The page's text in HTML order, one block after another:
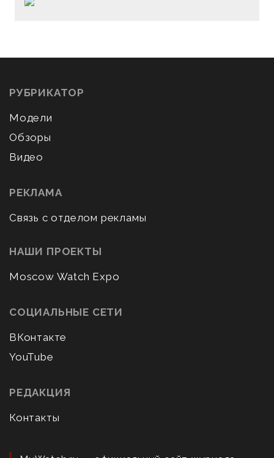
РУБРИКАТОР
Модели
Обзоры
Видео
РЕКЛАМА
Связь с отделом рекламы
НАШИ ПРОЕКТЫ
Moscow Watch Expo
СОЦИАЛЬНЫЕ СЕТИ
ВКонтакте
YouTube
РЕДАКЦИЯ
Контакты